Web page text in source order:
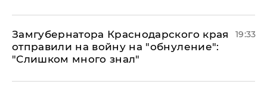
Замгубернатора Краснодарского края
отправили на войну на "обнуление":
"Слишком много знал"
19:33